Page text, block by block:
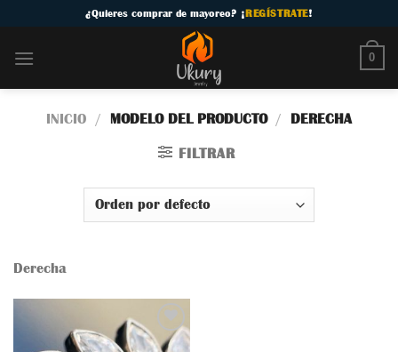
content
¿Quieres comprar de mayoreo? ¡REGÍSTRATE!
0
INICIO / MODELO DEL PRODUCTO / DERECHA
FILTRAR
Derecha